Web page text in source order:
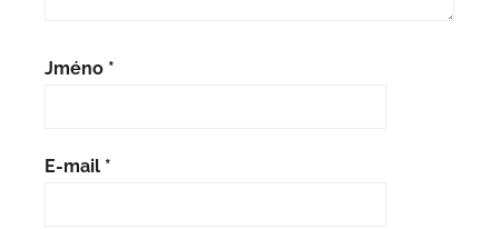
Jméno *
E-mail *